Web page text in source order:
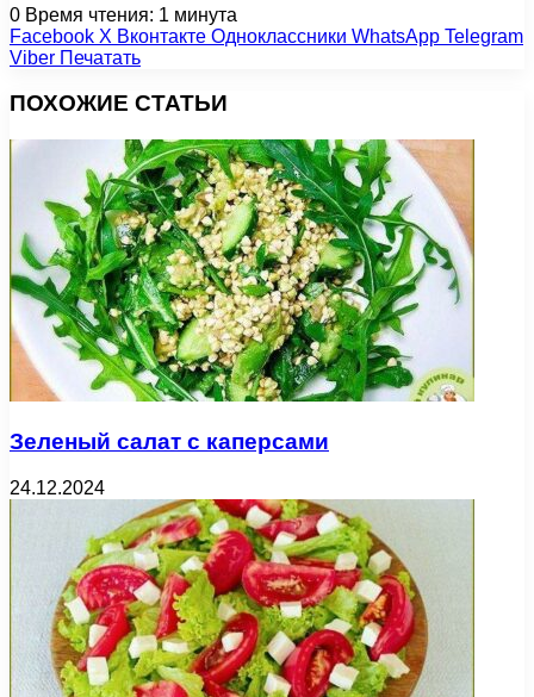
0 Время чтения: 1 минута
Facebook X Вконтакте Одноклассники WhatsApp Telegram
Viber Печатать
ПОХОЖИЕ СТАТЬИ
Зеленый салат с каперсами
24.12.2024